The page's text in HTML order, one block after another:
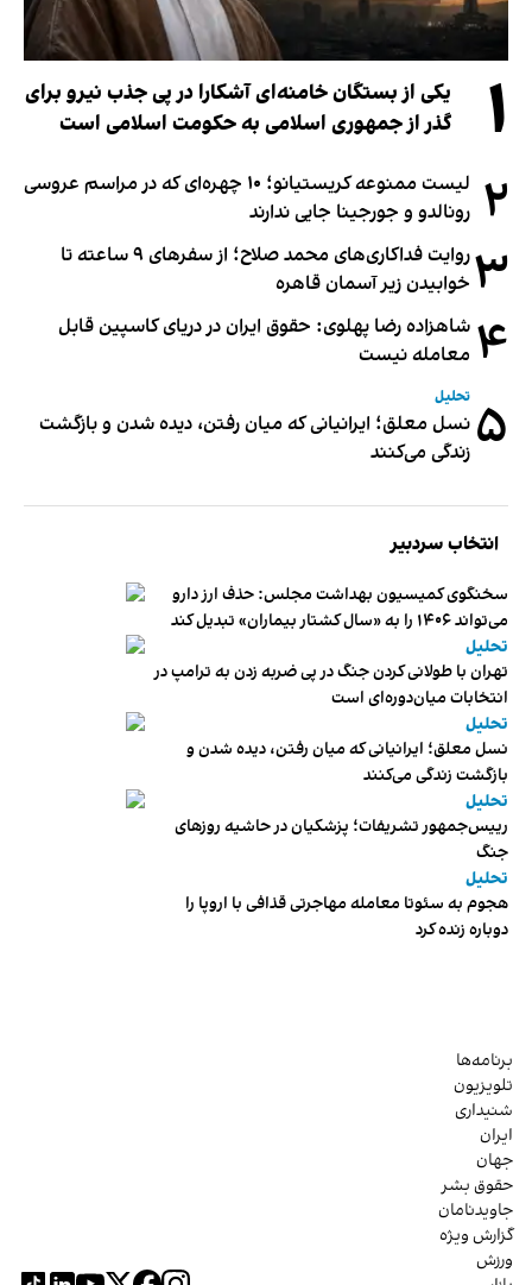
۱
یکی از بستگان خامنه‌ای آشکارا در پی جذب نیرو برای
گذر از جمهوری اسلامی به حکومت اسلامی است
۲
لیست ممنوعه کریستیانو؛ ۱۰ چهره‌ای که در مراسم عروسی
رونالدو و جورجینا جایی ندارند
۳
روایت فداکاری‌های محمد صلاح؛ از سفرهای ۹ ساعته تا
خوابیدن زیر آسمان قاهره
۴ شاهزاده رضا پهلوی: حقوق ایران در دریای کاسپین قابل
معامله نیست
۵ تحلیل
نسل معلق؛ ایرانیانی که میان رفتن، دیده شدن و بازگشت
زندگی می‌کنند
انتخاب سردبیر
سخنگوی کمیسیون بهداشت مجلس: حذف ارز دارو
می‌تواند ۱۴۰۶ را به «سال کشتار بیماران» تبدیل کند
تحلیل
تهران با طولانی کردن جنگ در پی ضربه زدن به ترامپ در
انتخابات میان‌دوره‌ای است
تحلیل
نسل معلق؛ ایرانیانی که میان رفتن، دیده شدن و
بازگشت زندگی می‌کنند
تحلیل
رییس‌جمهور تشریفات؛ پزشکیان در حاشیه روزهای
جنگ
تحلیل
هجوم به سئوتا معامله مهاجرتی قذافی با اروپا را
دوباره زنده کرد
برنامه‌ها
تلویزیون
شنیداری
ایران
جهان
حقوق بشر
جاویدنامان
گزارش ویژه
ورزش